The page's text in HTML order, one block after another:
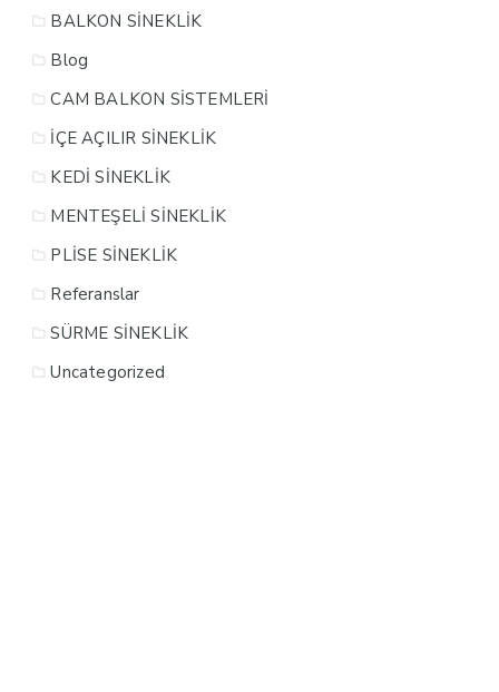
BALKON SİNEKLİK
Blog
CAM BALKON SİSTEMLERİ
İÇE AÇILIR SİNEKLİK
KEDİ SİNEKLİK
MENTEŞELİ SİNEKLİK
PLİSE SİNEKLİK
Referanslar
SÜRME SİNEKLİK
Uncategorized